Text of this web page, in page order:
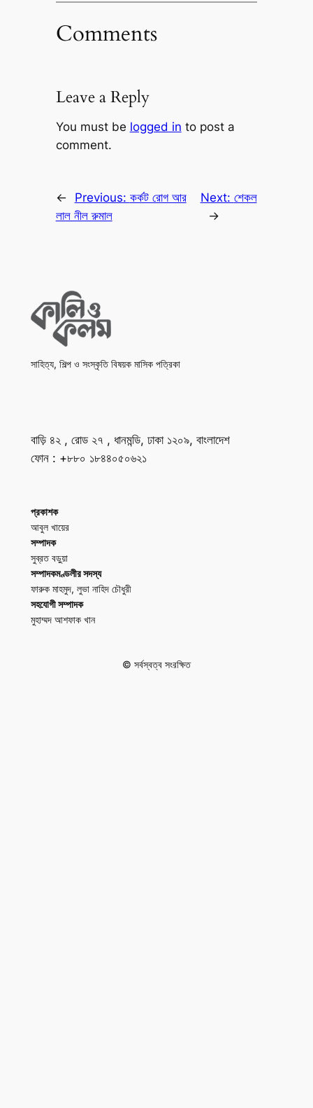
Comments
Leave a Reply
You must be logged in to post a
comment.
← Previous: কর্কট রোগ আর
লাল নীল রুমাল
Next: শেকল
→
সাহিত্য, শিল্প ও সংস্কৃতি বিষয়ক মাসিক পত্রিকা
বাড়ি ৪২ , রোড ২৭ , ধানমন্ডি, ঢাকা ১২০৯, বাংলাদেশ
ফোন : +৮৮০ ১৮৪৪০৫০৬২১
প্রকাশক
আবুল খায়ের
সম্পাদক
সুব্রত বড়ুয়া
সম্পাদকমণ্ডলীর সদস্য
ফারুক মাহমুদ, লুভা নাহিদ চৌধুরী
সহযোগী সম্পাদক
মুহাম্মদ আশফাক খান
© সর্বস্বত্ব সংরক্ষিত